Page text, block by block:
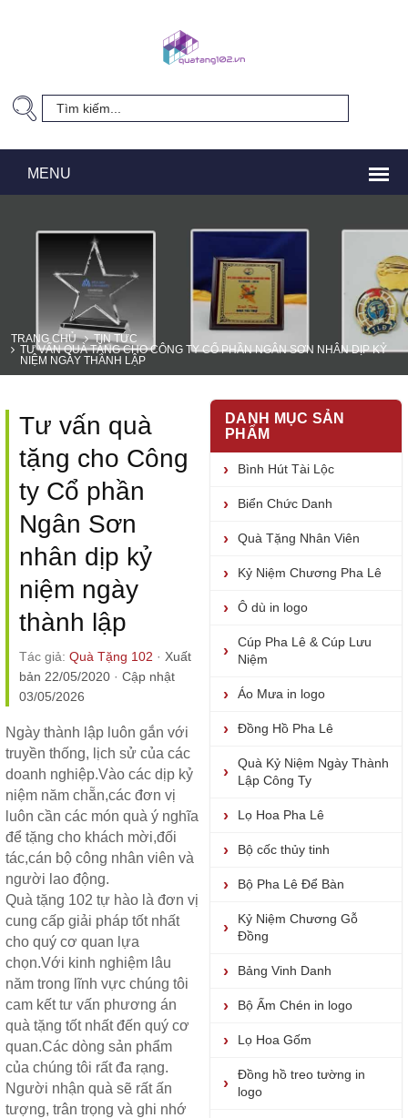
TRANG CHỦ
TIN TỨC
TƯ VẤN QUÀ TẶNG CHO CÔNG TY CỔ PHẦN NGÂN SƠN NHÂN DỊP KỶ
NIỆM NGÀY THÀNH LẬP
Tư vấn quà
tặng cho Công
ty Cổ phần
Ngân Sơn
nhân dịp kỷ
niệm ngày
thành lập
Tác giả: Quà Tặng 102 · Xuất
bản 22/05/2020 · Cập nhật
03/05/2026
Ngày thành lập luôn gắn với
truyền thống, lịch sử của các
doanh nghiệp.Vào các dịp kỷ
niệm năm chẵn,các đơn vị
luôn cần các món quà ý nghĩa
để tặng cho khách mời,đối
tác,cán bộ công nhân viên và
người lao động.
Quà tặng 102 tự hào là đơn vị
cung cấp giải pháp tốt nhất
cho quý cơ quan lựa
chọn.Với kinh nghiệm lâu
năm trong lĩnh vực chúng tôi
cam kết tư vấn phương án
quà tặng tốt nhất đến quý cơ
quan.Các dòng sản phẩm
của chúng tôi rất đa rạng.
Người nhận quà sẽ rất ấn
tượng, trân trọng và ghi nhớ
DANH MỤC SẢN
PHẨM
Bình Hút Tài Lộc
Biển Chức Danh
Quà Tặng Nhân Viên
Kỷ Niệm Chương Pha Lê
Ô dù in logo
Cúp Pha Lê & Cúp Lưu
Niệm
Áo Mưa in logo
Đồng Hồ Pha Lê
Quà Kỷ Niệm Ngày Thành
Lập Công Ty
Lọ Hoa Pha Lê
Bộ cốc thủy tinh
Bộ Pha Lê Để Bàn
Kỷ Niệm Chương Gỗ
Đồng
Bảng Vinh Danh
Bộ Ấm Chén in logo
Lọ Hoa Gốm
Đồng hồ treo tường in
logo